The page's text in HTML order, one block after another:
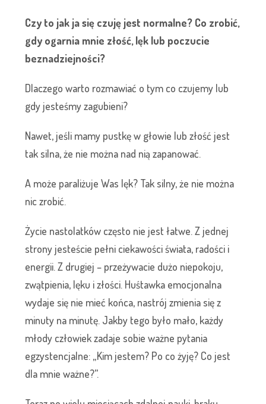
Czy to jak ja się czuję jest normalne? Co zrobić,
gdy ogarnia mnie złość, lęk lub poczucie
beznadziejności?
Dlaczego warto rozmawiać o tym co czujemy lub
gdy jesteśmy zagubieni?
Nawet, jeśli mamy pustkę w głowie lub złość jest
tak silna, że nie można nad nią zapanować.
A może paraliżuje Was lęk? Tak silny, że nie można
nic zrobić.
Życie nastolatków często nie jest łatwe. Z jednej
strony jesteście pełni ciekawości świata, radości i
energii. Z drugiej – przeżywacie dużo niepokoju,
zwątpienia, lęku i złości. Huśtawka emocjonalna
wydaje się nie mieć końca, nastrój zmienia się z
minuty na minutę. Jakby tego było mało, każdy
młody człowiek zadaje sobie ważne pytania
egzystencjalne: „Kim jestem? Po co żyję? Co jest
dla mnie ważne?”.